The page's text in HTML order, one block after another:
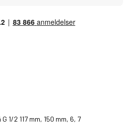
1/2 117 mm, 150 mm, 6, 7